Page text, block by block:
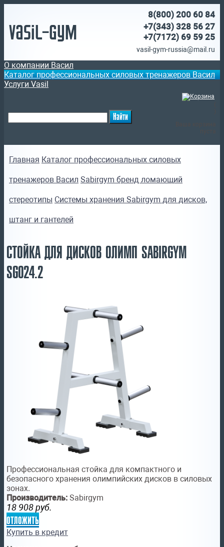
Vasil-Gym
8(800) 200 60 84
+7(343) 328 56 27
+7(7172) 69 59 25
vasil-gym-russia@mail.ru
О компании Васил
Каталог профессиональных силовых тренажеров Васил
Услуги Vasil
Главная Каталог профессиональных силовых
тренажеров Васил Sabirgym бренд ломающий
стереотипы Системы хранения Sabirgym для дисков,
штанг и гантелей
СТОЙКА ДЛЯ ДИСКОВ ОЛИМП SABIRGYM
SG024.2
Профессиональная стойка для компактного и
безопасного хранения олимпийских дисков в силовых
зонах.
Производитель: Sabirgym
18 908 руб.
отложить
Купить в кредит